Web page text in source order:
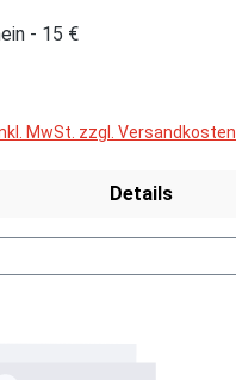
- 15 €
MwSt. zzgl. Versandkosten
Details